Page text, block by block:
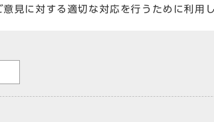
見に対する適切な対応を行うために利用